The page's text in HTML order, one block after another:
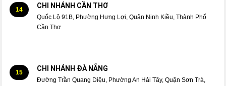
14 CHI NHÁNH CẦN THƠ
Quốc Lộ 91B, Phường Hưng Lợi, Quận Ninh Kiều, Thành Phố
Cần Thơ
15 CHI NHÁNH ĐÀ NẴNG
Đường Trần Quang Diệu, Phường An Hải Tây, Quận Sơn Trà,